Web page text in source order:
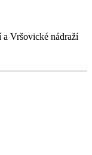
a Vršovické nádraží